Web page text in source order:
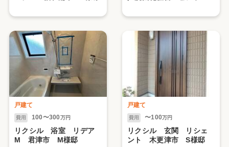
戸建て
費用 100〜300万円
リクシル 浴室 リデア
M 君津市 M様邸
戸建て
費用 〜100万円
リクシル 玄関 リシェ
ント 木更津市 S様邸